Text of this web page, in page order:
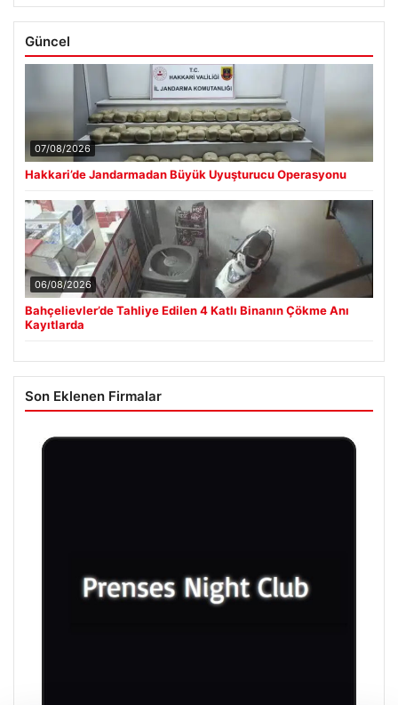
Güncel
07/08/2026
Hakkari’de Jandarmadan Büyük Uyuşturucu Operasyonu
06/08/2026
Bahçelievler’de Tahliye Edilen 4 Katlı Binanın Çökme Anı
Kayıtlarda
Son Eklenen Firmalar